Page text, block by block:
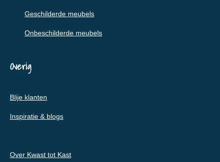
Geschilderde meubels
Onbeschilderde meubels
Overig
Blije klanten
Inspiratie & blogs
Over Kwast tot Kast